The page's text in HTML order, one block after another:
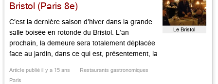
Bristol (Paris 8e)
C’est la dernière saison d’hiver dans la grande
salle boisée en rotonde du Bristol. L’an
prochain, la demeure sera totalement déplacée
face au jardin, dans ce qui est, présentement, la
pièce noble, très « Mitteleuropa » avec ses
Article publié il y a 15 ans
Restaurants gastronomiques
Paris
Le Bristol